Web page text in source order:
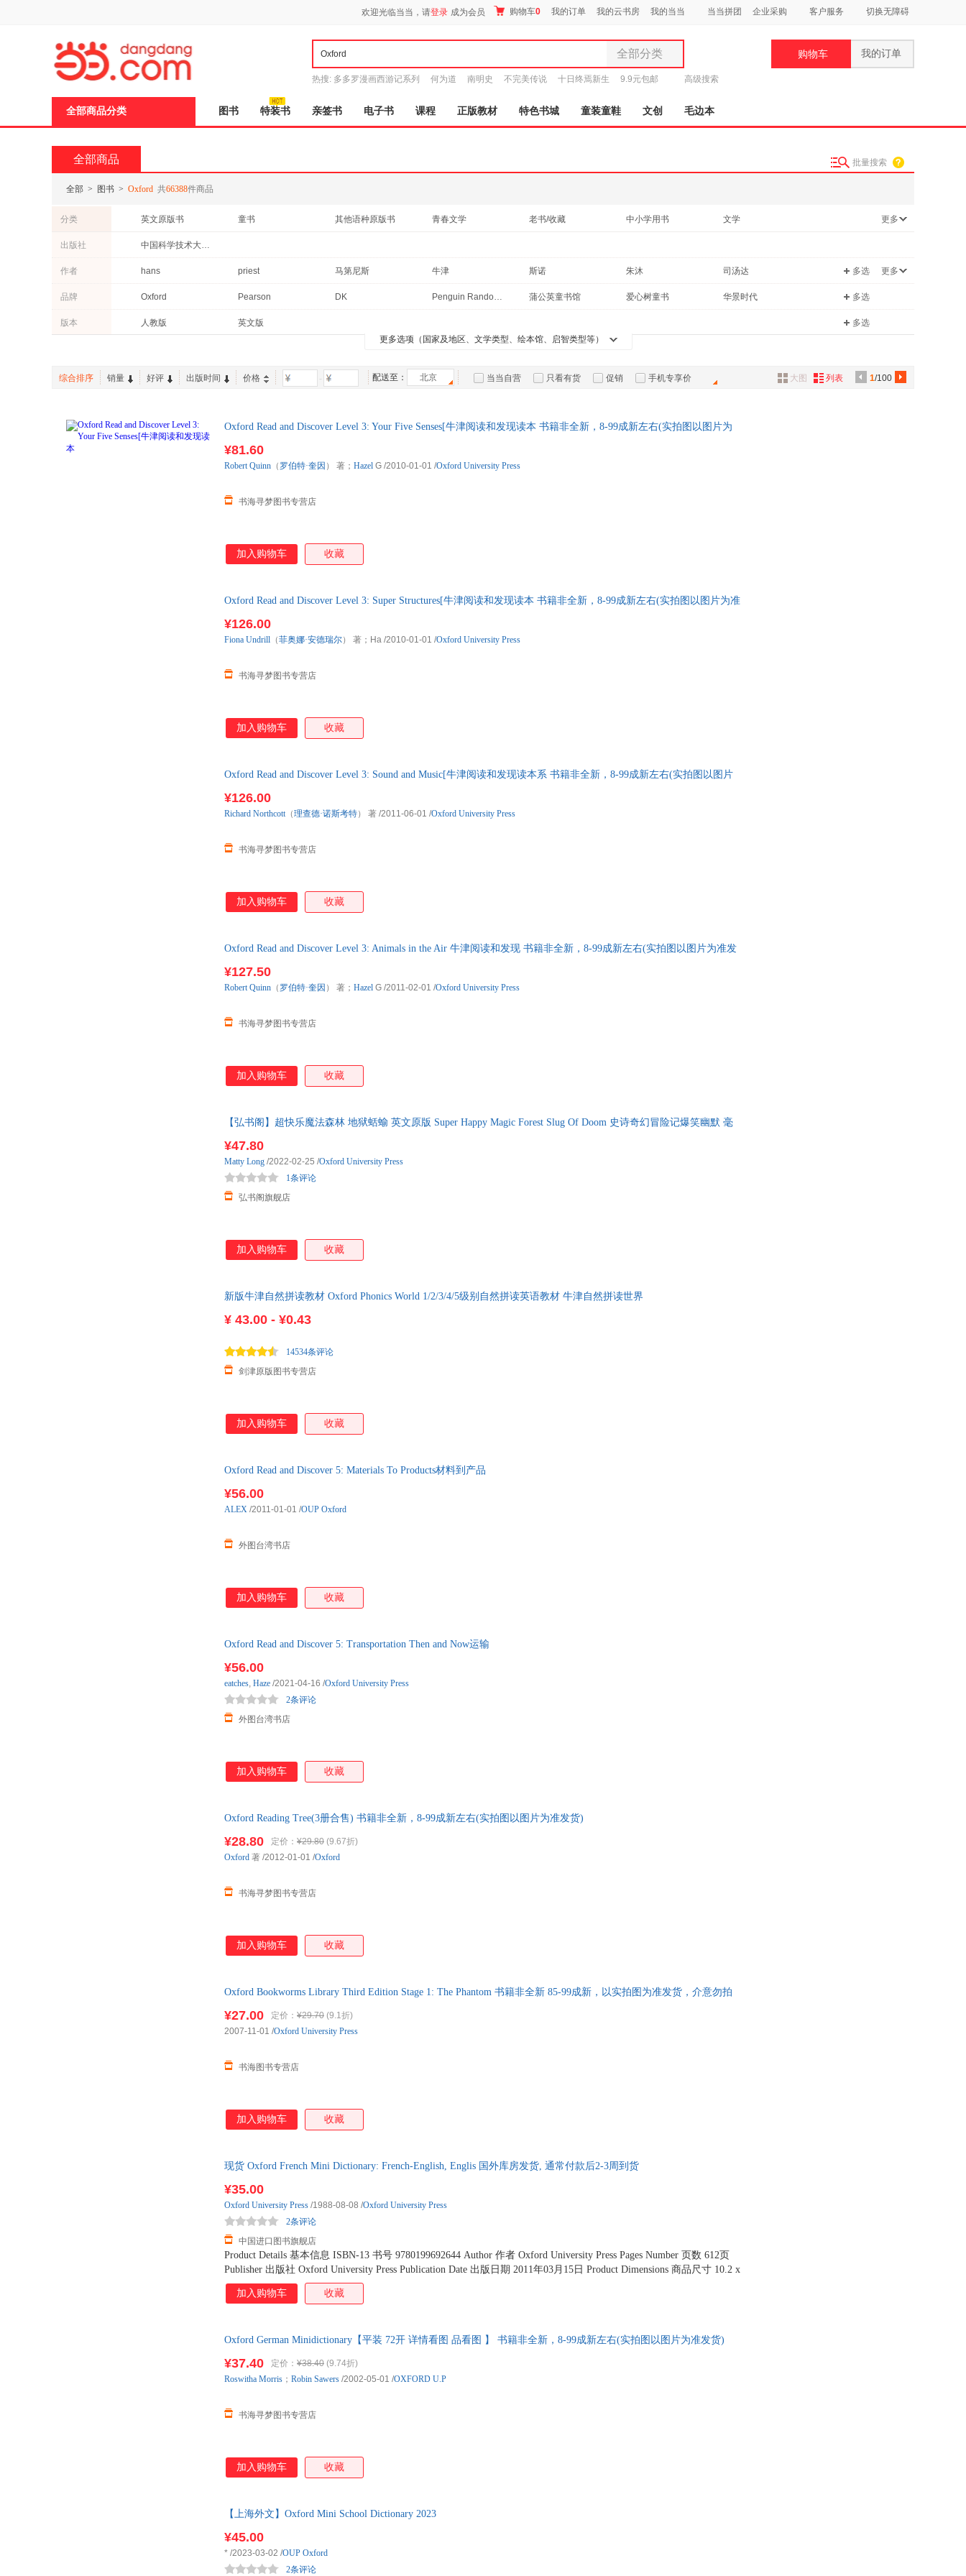
欢迎光临当当，请登录 成为会员 购物车0 我的订单 我的云书房 我的当当 当当拼团 企业采购 客户服务 切换无障碍
全部分类
全部分类
图书
电子书
玩具
家居日用
服装
箱包皮具
汽车用品
手机通讯
热搜: 多多罗漫画西游记系列 何为道 南明史 不完美传说 十日终焉新生 9.9元包邮 高级搜索
购物车 我的订单
全部商品分类 图书 特装书 亲签书 电子书 课程 正版教材 特色书城 童装童鞋 文创 毛边本
全部商品 批量搜索
全部 > 图书 > Oxford 共66388件商品
分类 英文原版书 童书 其他语种原版书 青春文学 老书/收藏 中小学用书
文学
外语
政治/军事
自然科学 其他
更多
出版社 中国科学技术大学出版社
作者 hans priest 马第尼斯 牛津 斯诺 朱沐
司汤达
斯旺
多选 更多
品牌 Oxford Pearson DK Penguin Random House 蒲公英童书馆 爱心树童书 华景时代 多选
版本 人教版 英文版
多选
更多选项（国家及地区、文学类型、绘本馆、启智类型等）
综合排序 销量 好评 出版时间 价格 - 配送至： 北京 当当自营 只看有货 促销 手机专享价 1/100
大图 列表
Oxford Read and Discover Level 3: Your Five Senses[牛津阅读和发现读本 书籍非全新，8-99成新左右(实拍图以图片为
¥81.60
书海寻梦图书专营店
Robert Quinn （ 罗伯特·奎因 ） 著； Hazel G /2010-01-01 /Oxford University Press
加入购物车 收藏
Oxford Read and Discover Level 3: Super Structures[牛津阅读和发现读本 书籍非全新，8-99成新左右(实拍图以图片为准
¥126.00
书海寻梦图书专营店
Fiona Undrill （菲奥娜·安德瑞尔） 著；Ha /2010-01-01 /Oxford University Press
加入购物车 收藏
Oxford Read and Discover Level 3: Sound and Music[牛津阅读和发现读本系 书籍非全新，8-99成新左右(实拍图以图片
¥126.00
书海寻梦图书专营店
Richard Northcott（理查德·诺斯考特） 著 /2011-06-01 /Oxford University Press
加入购物车 收藏
Oxford Read and Discover Level 3: Animals in the Air 牛津阅读和发现 书籍非全新，8-99成新左右(实拍图以图片为准发
¥127.50
书海寻梦图书专营店
Robert Quinn （ 罗伯特·奎因 ） 著； Hazel G /2011-02-01 /Oxford University Press
加入购物车 收藏
【弘书阁】超快乐魔法森林 地狱蛞蝓 英文原版 Super Happy Magic Forest Slug Of Doom 史诗奇幻冒险记爆笑幽默 毫
¥47.80
弘书阁旗舰店
1条评论
Matty Long /2022-02-25 /Oxford University Press
加入购物车 收藏
新版牛津自然拼读教材 Oxford Phonics World 1/2/3/4/5级别自然拼读英语教材 牛津自然拼读世界
¥ 43.00 - ¥0.43
剑津原版图书专营店
14534条评论
加入购物车 收藏
Oxford Read and Discover 5: Materials To Products材料到产品
¥56.00
外图台湾书店
ALEX /2011-01-01 /OUP Oxford
加入购物车 收藏
Oxford Read and Discover 5: Transportation Then and Now运输
¥56.00
外图台湾书店
2条评论
eatches, Haze /2021-04-16 /Oxford University Press
加入购物车 收藏
Oxford Reading Tree(3册合售) 书籍非全新，8-99成新左右(实拍图以图片为准发货)
¥28.80 定价： ¥29.80 (9.67折)
书海寻梦图书专营店
Oxford 著 /2012-01-01 /Oxford
加入购物车 收藏
Oxford Bookworms Library Third Edition Stage 1: The Phantom 书籍非全新 85-99成新，以实拍图为准发货，介意勿拍
¥27.00 定价： ¥29.70 (9.1折)
书海图书专营店
2007-11-01 /Oxford University Press
加入购物车 收藏
现货 Oxford French Mini Dictionary: French-English, Englis 国外库房发货, 通常付款后2-3周到货
Product Details 基本信息 ISBN-13 书号 9780199692644 Author 作者 Oxford University Press Pages Number 页数 612页
Publisher 出版社 Oxford University Press Publication Date 出版日期 2011年03月15日 Product Dimensions 商品尺寸 10.2 x
7.6 x 2.5 cm Shipping Weight 商品重量 176 Language 语种 英文
¥35.00
中国进口图书旗舰店
2条评论
Oxford University Press /1988-08-08 /Oxford University Press
加入购物车 收藏
Oxford German Minidictionary【平装 72开 详情看图 品看图 】 书籍非全新，8-99成新左右(实拍图以图片为准发货)
¥37.40 定价： ¥38.40 (9.74折)
书海寻梦图书专营店
Roswitha Morris ； Robin Sawers /2002-05-01 /OXFORD U.P
加入购物车 收藏
【上海外文】Oxford Mini School Dictionary 2023
¥45.00
2条评论
* /2023-03-02 /OUP Oxford
页